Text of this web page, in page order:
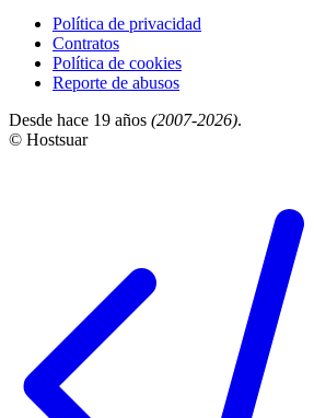
Política de privacidad
Contratos
Política de cookies
Reporte de abusos
Desde hace 19 años (2007-2026).
© Hostsuar